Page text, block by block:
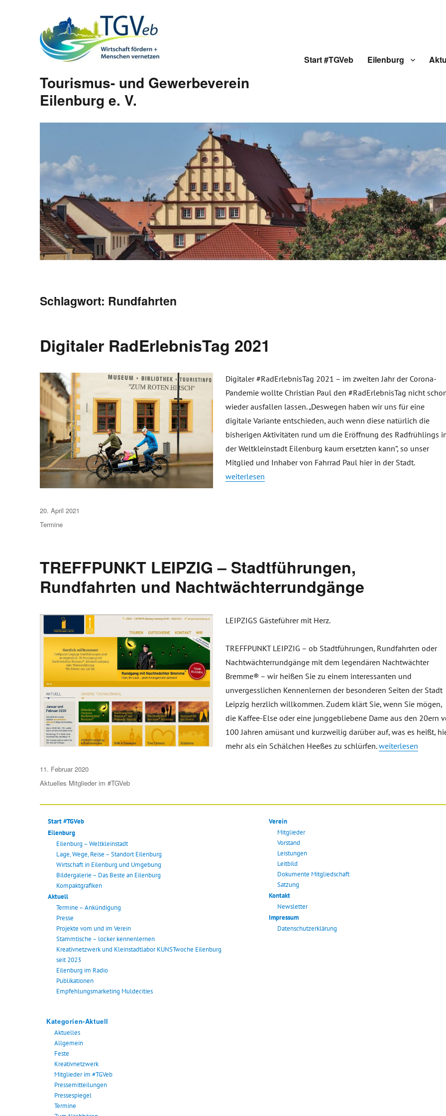
Tourismus- und Gewerbeverein
Eilenburg e. V.
Start #TGVeb Eilenburg
Schlagwort: Rundfahrten
Digitaler RadErlebnisTag 2021
Digitaler #RadErlebnisTag 2021 – im zweiten Jahr der Corona-
Pandemie wollte Christian Paul den #RadErlebnisTag nicht
wieder ausfallen lassen. „Deswegen haben wir uns für eine
digitale Variante entschieden, auch wenn diese natürlich die
bisherigen Aktivitäten rund um die Eröffnung des Radfrühlings
der Weltkleinstadt Eilenburg kaum ersetzten kann“, so unser
Mitglied und Inhaber von Fahrrad Paul hier in der Stadt.
„Digitaler RadErlebnisTag 2021“
weiterlesen
Veröffentlicht
am
20. April 2021
Termine
TREFFPUNKT LEIPZIG – Stadtführungen,
Rundfahrten und Nachtwächterrundgänge
LEIPZIGS Gästeführer mit Herz.
TREFFPUNKT LEIPZIG – ob Stadtführungen, Rundfahrten oder
Nachtwächterrundgänge mit dem legendären Nachtwächter
Bremme® – wir heißen Sie zu einem interessanten und
unvergesslichen Kennenlernen der besonderen Seiten der Stadt
Leipzig herzlich willkommen. Zudem klärt Sie, wenn Sie mögen,
die Kaffee-Else oder eine junggebliebene Dame aus den 20ern
100 Jahren amüsant und kurzweilig darüber auf, was es heißt,
mehr als ein Schälchen Heeßes zu schlürfen.„TREFFPUNKT
weiterlesen
Veröffentlicht
am
11. Februar 2020
Aktuelles Mitglieder im #TGVeb
Start #TGVeb
Eilenburg
Eilenburg – Weltkleinstadt
Lage, Wege, Reise – Standort Eilenburg
Wirtschaft in Eilenburg und Umgebung
Bildergalerie – Das Beste an Eilenburg
Kompaktgrafiken
Aktuell
Termine – Ankündigung
Presse
Projekte vom und im Verein
Stammtische – locker kennenlernen
Kreativnetzwerk und Kleinstadtlabor KUNSTwoche Eilenburg
seit 2023
Eilenburg im Radio
Publikationen
Empfehlungsmarketing Muldecities
Kategorien-Aktuell
Aktuelles
Allgemein
Feste
Kreativnetzwerk
Mitglieder im #TGVeb
Pressemitteilungen
Pressespiegel
Termine
Verein
Mitglieder
Vorstand
Leistungen
Leitbild
Dokumente Mitgliedschaft
Satzung
Kontakt
Newsletter
Impressum
Datenschutzerklärung